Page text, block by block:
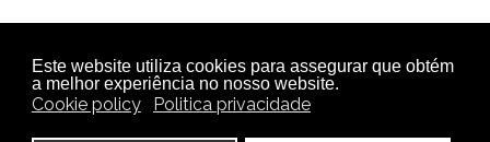
Este website utiliza cookies para assegurar que obtém
a melhor experiência no nosso website.
Cookie policy Politica privacidade